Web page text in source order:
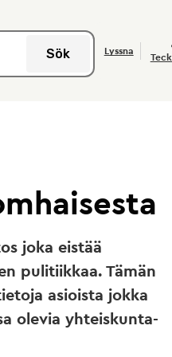
Sök Lyssna
joka eistää
pulitiikkaa. Tämän
asioista jokka
olevia yhteiskunta-